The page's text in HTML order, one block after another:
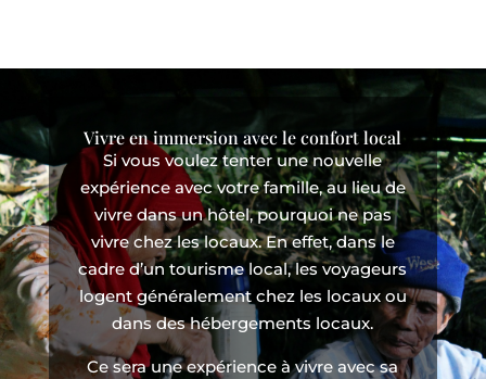
Vivre en immersion avec le confort local
Si vous voulez tenter une nouvelle
expérience avec votre famille, au lieu de
vivre dans un hôtel, pourquoi ne pas
vivre chez les locaux. En effet, dans le
cadre d’un tourisme local, les voyageurs
logent généralement chez les locaux ou
dans des hébergements locaux.
Ce sera une expérience à vivre avec sa